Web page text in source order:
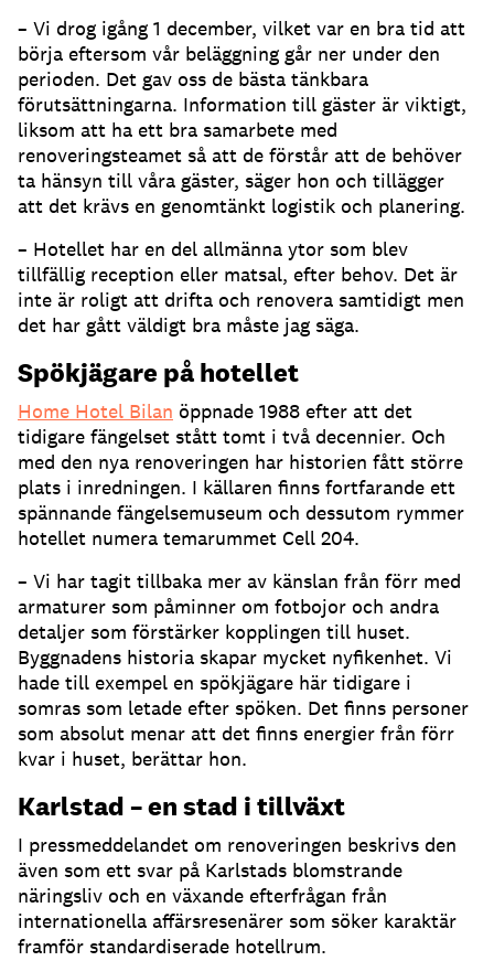
– Vi drog igång 1 december, vilket var en bra tid att
börja eftersom vår beläggning går ner under den
perioden. Det gav oss de bästa tänkbara
förutsättningarna. Information till gäster är viktigt,
liksom att ha ett bra samarbete med
renoveringsteamet så att de förstår att de behöver
ta hänsyn till våra gäster, säger hon och tillägger
att det krävs en genomtänkt logistik och planering.
– Hotellet har en del allmänna ytor som blev
tillfällig reception eller matsal, efter behov. Det är
inte är roligt att drifta och renovera samtidigt men
det har gått väldigt bra måste jag säga.
Spökjägare på hotellet
Home Hotel Bilan öppnade 1988 efter att det
tidigare fängelset stått tomt i två decennier. Och
med den nya renoveringen har historien fått större
plats i inredningen. I källaren finns fortfarande ett
spännande fängelsemuseum och dessutom rymmer
hotellet numera temarummet Cell 204.
– Vi har tagit tillbaka mer av känslan från förr med
armaturer som påminner om fotbojor och andra
detaljer som förstärker kopplingen till huset.
Byggnadens historia skapar mycket nyfikenhet. Vi
hade till exempel en spökjägare här tidigare i
somras som letade efter spöken. Det finns personer
som absolut menar att det finns energier från förr
kvar i huset, berättar hon.
Karlstad – en stad i tillväxt
I pressmeddelandet om renoveringen beskrivs den
även som ett svar på Karlstads blomstrande
näringsliv och en växande efterfrågan från
internationella affärsresenärer som söker karaktär
framför standardiserade hotellrum.